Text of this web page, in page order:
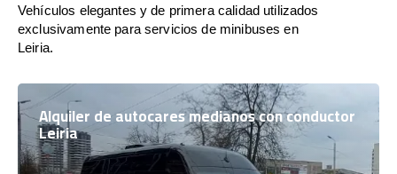
Vehículos elegantes y de primera calidad utilizados
exclusivamente para servicios de minibuses en
Leiria.
Alquiler de autocares medianos con conductor
Leiria